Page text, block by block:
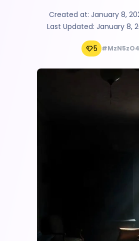
Created at: January 8,
Last Updated: January 8,
5